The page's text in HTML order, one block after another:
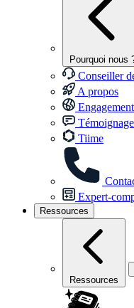
Pourquoi nous
Conseiller
A propos
Tiime
Expert-
Ressources
Ressources